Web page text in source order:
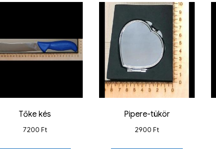
Tőke kés
7200 Ft
Pipere-tükör
2900Ft